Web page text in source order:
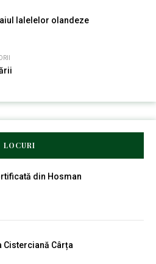
lalelelor olandeze
LOCURI
din Hosman
Cisterciană Cârța